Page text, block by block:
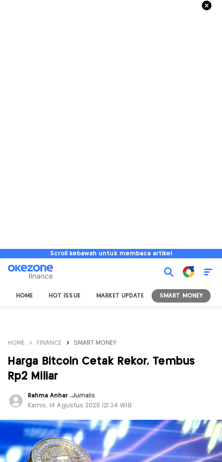
Scroll kebawah untuk membaca artikel
HOME HOT ISSUE MARKET UPDATE SMART MONEY
HOME FINANCE SMART MONEY
Harga Bitcoin Cetak Rekor, Tembus
Rp2 Miliar
Rahma Anhar ,Jurnalis
Kamis, 14 Agustus 2025 |21:34 WIB